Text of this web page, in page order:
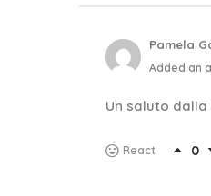
Pamela
Added an
Un saluto dalla
React 0